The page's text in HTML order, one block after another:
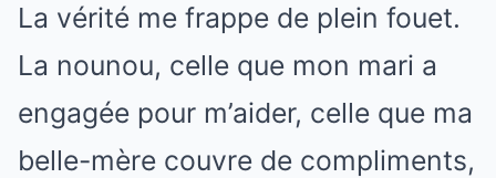
La vérité me frappe de plein fouet.
La nounou, celle que mon mari a
engagée pour m’aider, celle que ma
belle-mère couvre de compliments,